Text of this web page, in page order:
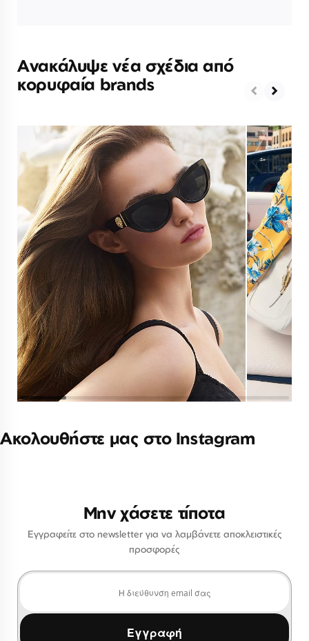
Ανακάλυψε νέα σχέδια από
κορυφαία brands
Ακολουθήστε μας στο Instagram
Μην χάσετε τίποτα
Εγγραφείτε στο newsletter για να λαμβάνετε αποκλειστικές
προσφορές
Εγγραφή